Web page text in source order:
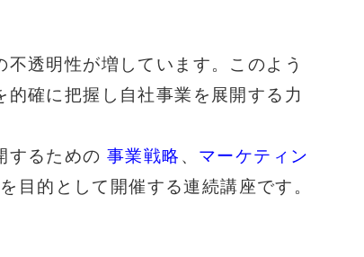
透明性が増しています。このよう
確に把握し自社事業を展開する力
するための 事業戦略 、 マーケティン
目的として開催する連続講座です。